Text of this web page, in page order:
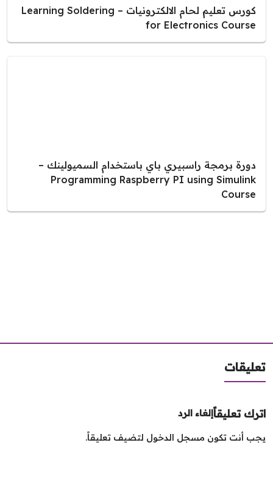
كورس تعليم لحام الالكترونيات – Learning Soldering
for Electronics Course
دورة برمجة راسبيري باي باستخدام السميولينك –
Programming Raspberry PI using Simulink
Course
تعليقاًإلغاء الرد
أنت تكونمسجل الدخوللتضيف تعليقاً.